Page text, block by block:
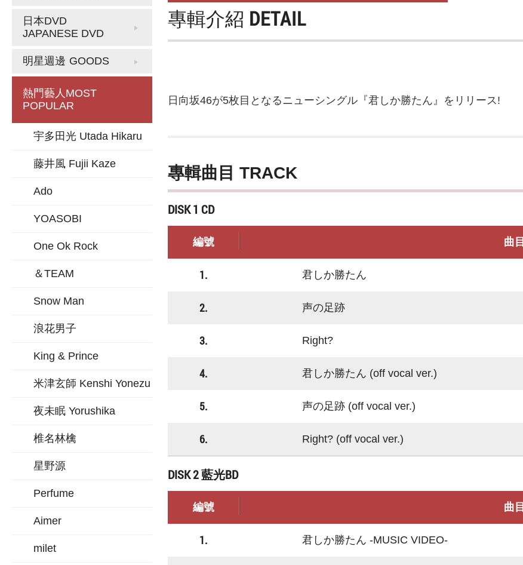
日本DVD
JAPANESE DVD
明星週邊 GOODS
熱門藝人 MOST
POPULAR
宇多田光 Utada Hikaru
藤井風 Fujii Kaze
Ado
YOASOBI
One Ok Rock
＆TEAM
Snow Man
浪花男子
King & Prince
米津玄師 Kenshi Yonezu
夜未眠 Yorushika
椎名林檎
星野源
Perfume
Aimer
milet
專輯介紹 DETAIL
日向坂46が5枚目となるニューシングル『君しか勝たん』をリリース!
專輯曲目 TRACK
DISK 1 CD
編號 曲目
1. 君しか勝たん
2. 声の足跡
3. Right?
4. 君しか勝たん (off vocal ver.)
5. 声の足跡 (off vocal ver.)
6. Right? (off vocal ver.)
DISK 2 藍光BD
編號 曲目
1. 君しか勝たん -MUSIC VIDEO-